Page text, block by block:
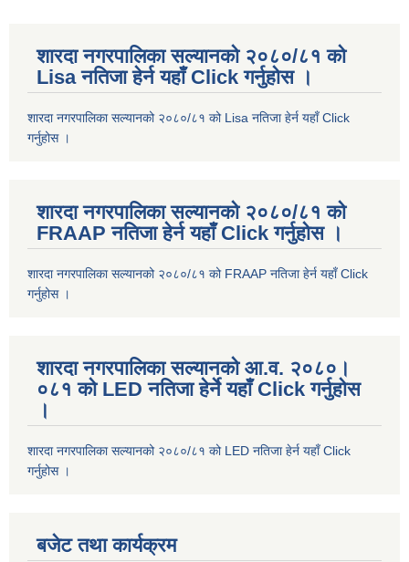
शारदा नगरपालिका सल्यानको २०८०/८१ को
Lisa नतिजा हेर्न यहाँ Click गर्नुहोस ।
शारदा नगरपालिका सल्यानको २०८०/८१ को Lisa नतिजा हेर्न यहाँ Click
गर्नुहोस ।
शारदा नगरपालिका सल्यानको २०८०/८१ को
FRAAP नतिजा हेर्न यहाँ Click गर्नुहोस ।
शारदा नगरपालिका सल्यानको २०८०/८१ को FRAAP नतिजा हेर्न यहाँ Click
गर्नुहोस ।
शारदा नगरपालिका सल्यानको आ.व. २०८०।
०८१ को LED नतिजा हेर्ने यहाँ Click गर्नुहोस
।
शारदा नगरपालिका सल्यानको २०८०/८१ को LED नतिजा हेर्न यहाँ Click
गर्नुहोस ।
बजेट तथा कार्यक्रम